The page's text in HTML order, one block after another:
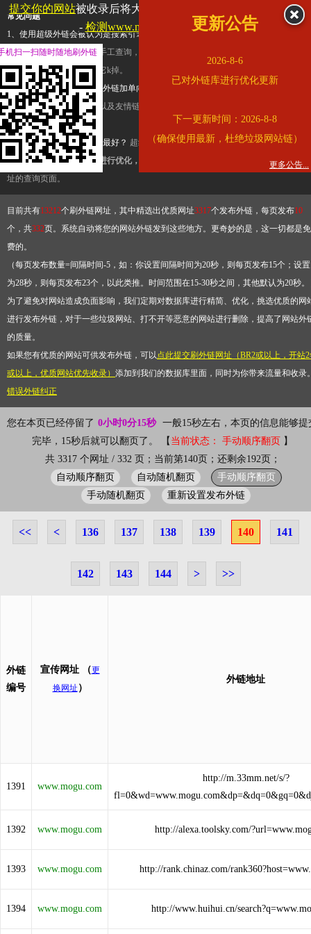
常见问题
1、使用超级外链会被认为是搜索引擎优化作弊吗？ 超级外链只是一个简便而集成
查询工具，模拟的是正常手工查询，不是作弊。如果是作弊，那您可以使用超级外
推广竞争对手的网址，让它k掉。
2、网站优化单纯依靠超级外链加单向链接可行吗？
链，需要结合普通的外链以及友情链接，您可以到站长论坛发布外链，到友情链接
台交换友情链接。
3、如何使用超级外链效果最好？ 超级外链不同于普通的外链，它是动态的链接，
有频繁使用超级外链工具进行优化，才能获得稳定的外链
，最终使搜索引擎收录带
址的查询页面。
目前共有13212个刷外链网址，其中精选出优质网址3317个发布外链，每页发布10
个，共332页。系统自动将您的网站外链发到这些地方。更奇妙的是，这一切都是免
费的。
（每页发布数量=间隔时间-5，如：你设置间隔时间为20秒，则每页发布15个；设置
为28秒，则每页发布23个，以此类推。时间范围在15-30秒之间，其他默认为20秒
为了避免对网站造成负面影响，我们定期对数据库进行精简、优化，挑选优质的网
进行发布外链，对于一些垃圾网站、打不开等恶意的网站进行删除，提高了网站外
的质量。
如果您有优质的网站可供发布外链，可以点此提交刷外链网址（BR2或以上，开站
或以上，优质网站优先收录） 添加到我们的数据库里面，同时为你带来流量和收录
错误外链纠正
您在本页已经停留了 0小时0分15秒 一般15秒左右，本页的信息能够提
完毕，15秒后就可以翻页了。 【 当前状态： 手动顺序翻页 】
共 3317 个网址 / 332 页；当前第140页；还剩余192页；
自动顺序翻页 自动随机翻页
手动顺序翻页
手动随机翻页
重新设置发布外链
<< < 136 137 138 139 140 141
142 143 144 > >>
外链
编号
宣传网址 （更
换网址 ）
外链地址
1391 www.mogu.com
http://m.33mm.net/s/?
1392 www.mogu.com http://alexa.toolsky.com/
1393 www.mogu.com http://rank.chinaz.com/
1394 www.mogu.com http://www.huihui.cn/
提交你的网站被收录后将大幅提升流量和外链，
查看展示页面
- 检测www.mogu.com是否收录更新公告
2026-8-6
已对外链库进行优化更新
下一更新时间：2026-8-8
（确保使用最新，杜绝垃圾网站链）
更多公告...
机扫一扫随时随地刷外链